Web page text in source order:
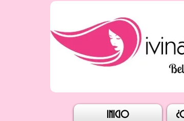
INICIO